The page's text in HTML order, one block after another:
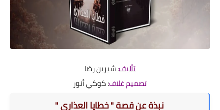
تأليف: شيرين رضا
تصميم غلاف: كوكي أنور
نبذة عن قصة " خطايا العذارى "